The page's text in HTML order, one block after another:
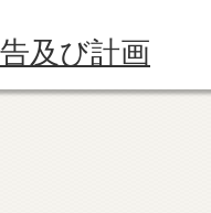
及び計画